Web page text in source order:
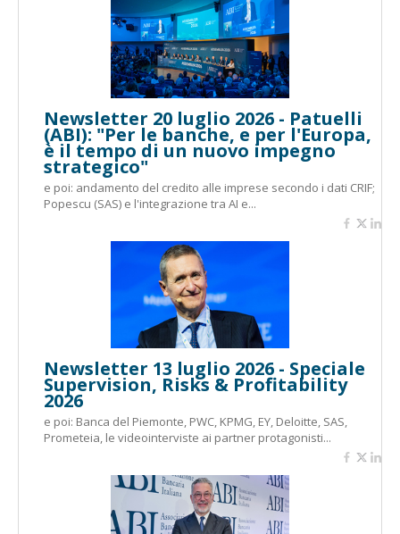
Newsletter 20 luglio 2026 - Patuelli
(ABI): "Per le banche, e per l'Europa,
è il tempo di un nuovo impegno
strategico"
e poi: andamento del credito alle imprese secondo i dati CRIF;
Popescu (SAS) e l'integrazione tra AI e...
Newsletter 13 luglio 2026 - Speciale
Supervision, Risks & Profitability
2026
e poi: Banca del Piemonte, PWC, KPMG, EY, Deloitte, SAS,
Prometeia, le videointerviste ai partner protagonisti...